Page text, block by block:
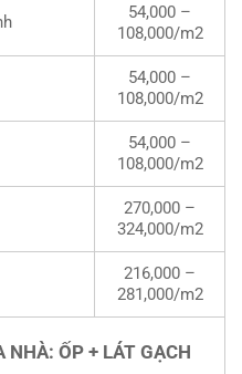
54,000 –
108,000/m2
54,000 –
108,000/m2
54,000 –
108,000/m2
270,000 –
324,000/m2
216,000 –
281,000/m2
NHÀ: ỐP + LÁT GẠCH